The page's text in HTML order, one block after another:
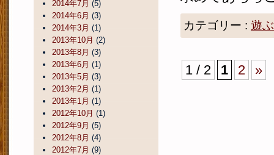
カテゴリー : 遊ぶ
1 / 2 1 2 »
2014年7月 (5)
2014年6月 (3)
2014年3月 (1)
2013年10月 (2)
2013年8月 (3)
2013年6月 (1)
2013年5月 (3)
2013年2月 (1)
2013年1月 (1)
2012年10月 (1)
2012年9月 (5)
2012年8月 (4)
2012年7月 (9)